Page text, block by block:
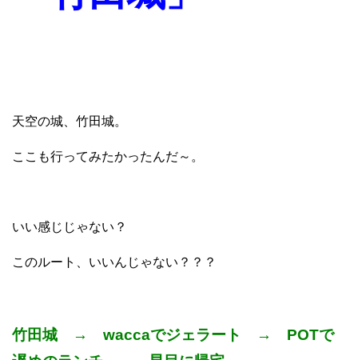
天空の城、竹田城。
ここも行ってみたかったんだ～。
いい感じじゃない？
このルート、いいんじゃない？？？
竹田城 → waccaでジェラート → POTで